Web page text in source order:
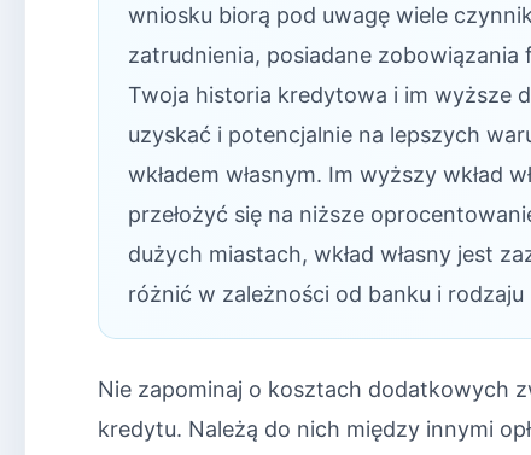
wniosku biorą pod uwagę wiele
zatrudnienia, posiadane
Twoja historia kredytowa i im wyższe
uzyskać i potencjalnie na lepszych
wkładem własnym. Im wyższy wkład
przełożyć się na niższe
dużych miastach, wkład własny jest
różnić w zależności od banku i rodzaju
Nie zapominaj o kosztach dodatkowych
kredytu. Należą do nich między innymi